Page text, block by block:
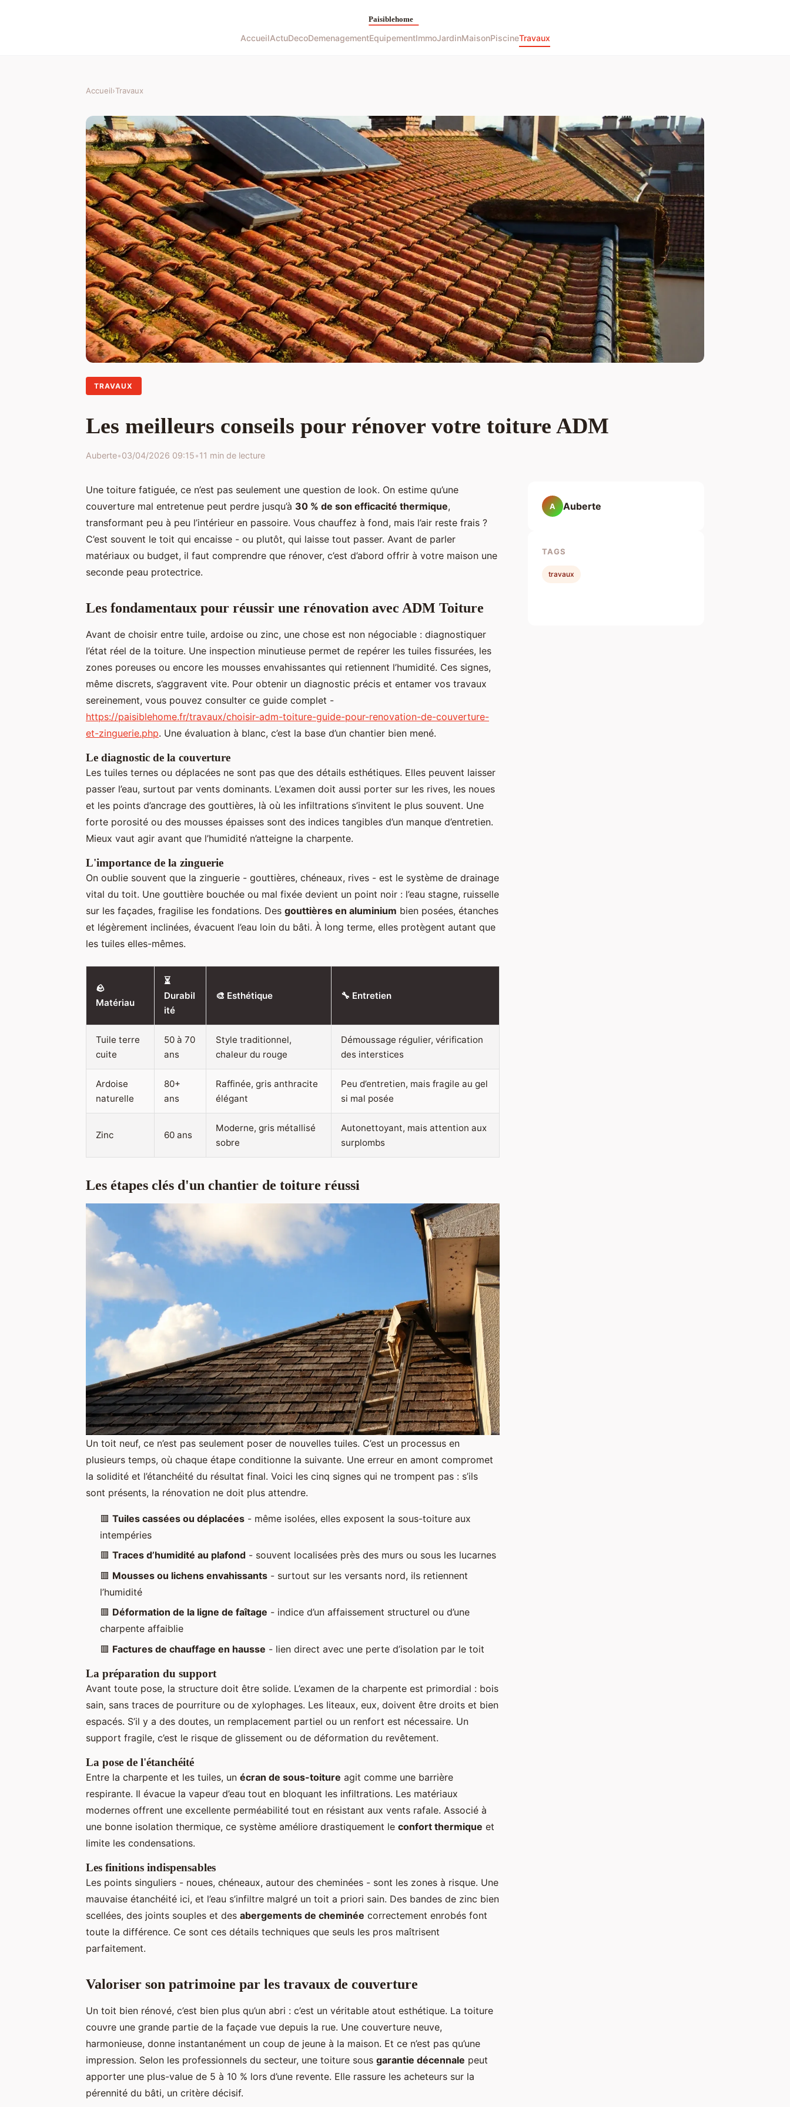
AccueilActuDecoDemenagementEquipementImmoJardinMaisonPiscineTravaux
Accueil›Travaux
TRAVAUX
Les meilleurs conseils pour rénover votre toiture ADM
Auberte•03/04/2026 09:15•11 min de lecture
Une toiture fatiguée, ce n’est pas seulement une question de look. On estime qu’une
couverture mal entretenue peut perdre jusqu’à 30 % de son efficacité thermique,
transformant peu à peu l’intérieur en passoire. Vous chauffez à fond, mais l’air reste frais ?
C’est souvent le toit qui encaisse - ou plutôt, qui laisse tout passer. Avant de parler
matériaux ou budget, il faut comprendre que rénover, c’est d’abord offrir à votre maison une
seconde peau protectrice.
Les fondamentaux pour réussir une rénovation avec ADM Toiture
Avant de choisir entre tuile, ardoise ou zinc, une chose est non négociable : diagnostiquer
l’état réel de la toiture. Une inspection minutieuse permet de repérer les tuiles fissurées, les
zones poreuses ou encore les mousses envahissantes qui retiennent l’humidité. Ces signes,
même discrets, s’aggravent vite. Pour obtenir un diagnostic précis et entamer vos travaux
sereinement, vous pouvez consulter ce guide complet -
https://paisiblehome.fr/travaux/choisir-adm-toiture-guide-pour-renovation-de-couverture-
et-zinguerie.php. Une évaluation à blanc, c’est la base d’un chantier bien mené.
Le diagnostic de la couverture
Les tuiles ternes ou déplacées ne sont pas que des détails esthétiques. Elles peuvent laisser
passer l’eau, surtout par vents dominants. L’examen doit aussi porter sur les rives, les noues
et les points d’ancrage des gouttières, là où les infiltrations s’invitent le plus souvent. Une
forte porosité ou des mousses épaisses sont des indices tangibles d’un manque d’entretien.
Mieux vaut agir avant que l’humidité n’atteigne la charpente.
L'importance de la zinguerie
On oublie souvent que la zinguerie - gouttières, chéneaux, rives - est le système de drainage
vital du toit. Une gouttière bouchée ou mal fixée devient un point noir : l’eau stagne, ruisselle
sur les façades, fragilise les fondations. Des gouttières en aluminium bien posées, étanches
et légèrement inclinées, évacuent l’eau loin du bâti. À long terme, elles protègent autant que
les tuiles elles-mêmes.
🪨
Matériau
⏳
Durabil
ité
🎨 Esthétique 🔧 Entretien
Tuile terre
cuite
50 à 70
ans
Style traditionnel,
chaleur du rouge
Démoussage régulier, vérification
des interstices
Ardoise
naturelle
80+
ans
Raffinée, gris anthracite
élégant
Peu d’entretien, mais fragile au gel
si mal posée
Zinc 60 ans
Moderne, gris métallisé
sobre
Autonettoyant, mais attention aux
surplombs
Les étapes clés d'un chantier de toiture réussi
Un toit neuf, ce n’est pas seulement poser de nouvelles tuiles. C’est un processus en
plusieurs temps, où chaque étape conditionne la suivante. Une erreur en amont compromet
la solidité et l’étanchéité du résultat final. Voici les cinq signes qui ne trompent pas : s’ils
sont présents, la rénovation ne doit plus attendre.
🟥 Tuiles cassées ou déplacées - même isolées, elles exposent la sous-toiture aux
intempéries
🟥 Traces d’humidité au plafond - souvent localisées près des murs ou sous les lucarnes
🟥 Mousses ou lichens envahissants - surtout sur les versants nord, ils retiennent
l’humidité
🟥 Déformation de la ligne de faîtage - indice d’un affaissement structurel ou d’une
charpente affaiblie
🟥 Factures de chauffage en hausse - lien direct avec une perte d’isolation par le toit
La préparation du support
Avant toute pose, la structure doit être solide. L’examen de la charpente est primordial : bois
sain, sans traces de pourriture ou de xylophages. Les liteaux, eux, doivent être droits et bien
espacés. S’il y a des doutes, un remplacement partiel ou un renfort est nécessaire. Un
support fragile, c’est le risque de glissement ou de déformation du revêtement.
La pose de l'étanchéité
Entre la charpente et les tuiles, un écran de sous-toiture agit comme une barrière
respirante. Il évacue la vapeur d’eau tout en bloquant les infiltrations. Les matériaux
modernes offrent une excellente perméabilité tout en résistant aux vents rafale. Associé à
une bonne isolation thermique, ce système améliore drastiquement le confort thermique et
limite les condensations.
Les finitions indispensables
Les points singuliers - noues, chéneaux, autour des cheminées - sont les zones à risque. Une
mauvaise étanchéité ici, et l’eau s’infiltre malgré un toit a priori sain. Des bandes de zinc bien
scellées, des joints souples et des abergements de cheminée correctement enrobés font
toute la différence. Ce sont ces détails techniques que seuls les pros maîtrisent
parfaitement.
Valoriser son patrimoine par les travaux de couverture
Un toit bien rénové, c’est bien plus qu’un abri : c’est un véritable atout esthétique. La toiture
couvre une grande partie de la façade vue depuis la rue. Une couverture neuve,
harmonieuse, donne instantanément un coup de jeune à la maison. Et ce n’est pas qu’une
impression. Selon les professionnels du secteur, une toiture sous garantie décennale peut
apporter une plus-value de 5 à 10 % lors d’une revente. Elle rassure les acheteurs sur la
pérennité du bâti, un critère décisif.
A Auberte
TAGS
travaux